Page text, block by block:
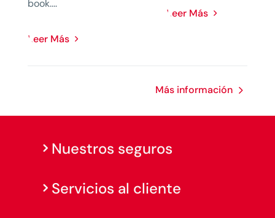
book....
Leer Más
Leer Más
Más información
Nuestros seguros
Servicios al cliente